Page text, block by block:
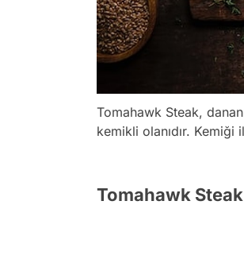
Tomahawk Steak,
kemikli olanıdır.
Tomahawk